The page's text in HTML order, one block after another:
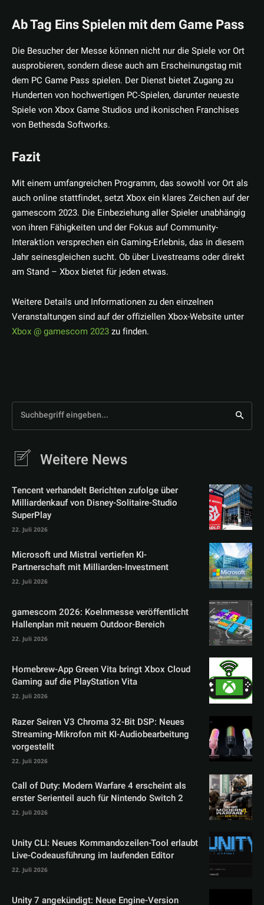
Ab Tag Eins Spielen mit dem Game Pass
Die Besucher der Messe können nicht nur die Spiele vor Ort
ausprobieren, sondern diese auch am Erscheinungstag mit
dem PC Game Pass spielen. Der Dienst bietet Zugang zu
Hunderten von hochwertigen PC-Spielen, darunter neueste
Spiele von Xbox Game Studios und ikonischen Franchises
von Bethesda Softworks.
Fazit
Mit einem umfangreichen Programm, das sowohl vor Ort als
auch online stattfindet, setzt Xbox ein klares Zeichen auf der
gamescom 2023. Die Einbeziehung aller Spieler unabhängig
von ihren Fähigkeiten und der Fokus auf Community-
Interaktion versprechen ein Gaming-Erlebnis, das in diesem
Jahr seinesgleichen sucht. Ob über Livestreams oder direkt
am Stand – Xbox bietet für jeden etwas.
Weitere Details und Informationen zu den einzelnen
Veranstaltungen sind auf der offiziellen Xbox-Website unter
Xbox @ gamescom 2023zu finden.
Suchbegriff eingeben...
Weitere News
Tencent verhandelt Berichten zufolge über
Milliardenkauf von Disney-Solitaire-Studio
SuperPlay
22. Juli 2026
Microsoft und Mistral vertiefen KI-
Partnerschaft mit Milliarden-Investment
22. Juli 2026
gamescom 2026: Koelnmesse veröffentlicht
Hallenplan mit neuem Outdoor-Bereich
22. Juli 2026
Homebrew-App Green Vita bringt Xbox Cloud
Gaming auf die PlayStation Vita
22. Juli 2026
Razer Seiren V3 Chroma 32-Bit DSP: Neues
Streaming-Mikrofon mit KI-Audiobearbeitung
vorgestellt
22. Juli 2026
Call of Duty: Modern Warfare 4 erscheint als
erster Serienteil auch für Nintendo Switch 2
22. Juli 2026
Unity CLI: Neues Kommandozeilen-Tool erlaubt
Live-Codeausführung im laufenden Editor
22. Juli 2026
Unity 7 angekündigt: Neue Engine-Version